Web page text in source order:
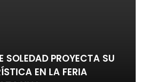
SOLEDAD PROYECTA SU
EN LA FERIA